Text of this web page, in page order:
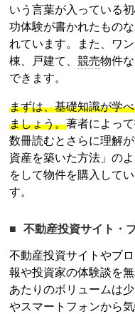
いう言葉が入っている
功体験が書かれたもの
れています。また、ワ
棟、戸建て、競売物件
できます。
まずは、基礎知識が学
ましょう。著者によっ
数冊読むとさらに理解
資産を築いた方法」の
をして物件を購入して
す。
不動産投資サイト・
不動産投資サイトやブ
報や投資家の体験談を
あたりのボリュームは
やスマートフォンから